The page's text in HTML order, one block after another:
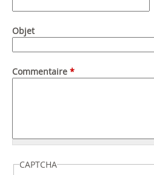
Objet
Commentaire *
CAPTCHA